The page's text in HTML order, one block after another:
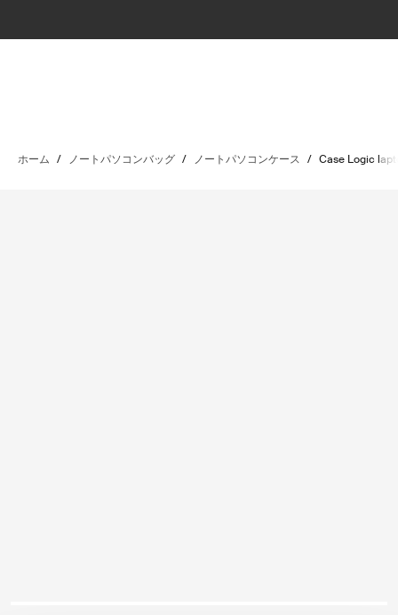
ホーム / ノートパソコンバッグ / ノートパソコンケース / Case Logic